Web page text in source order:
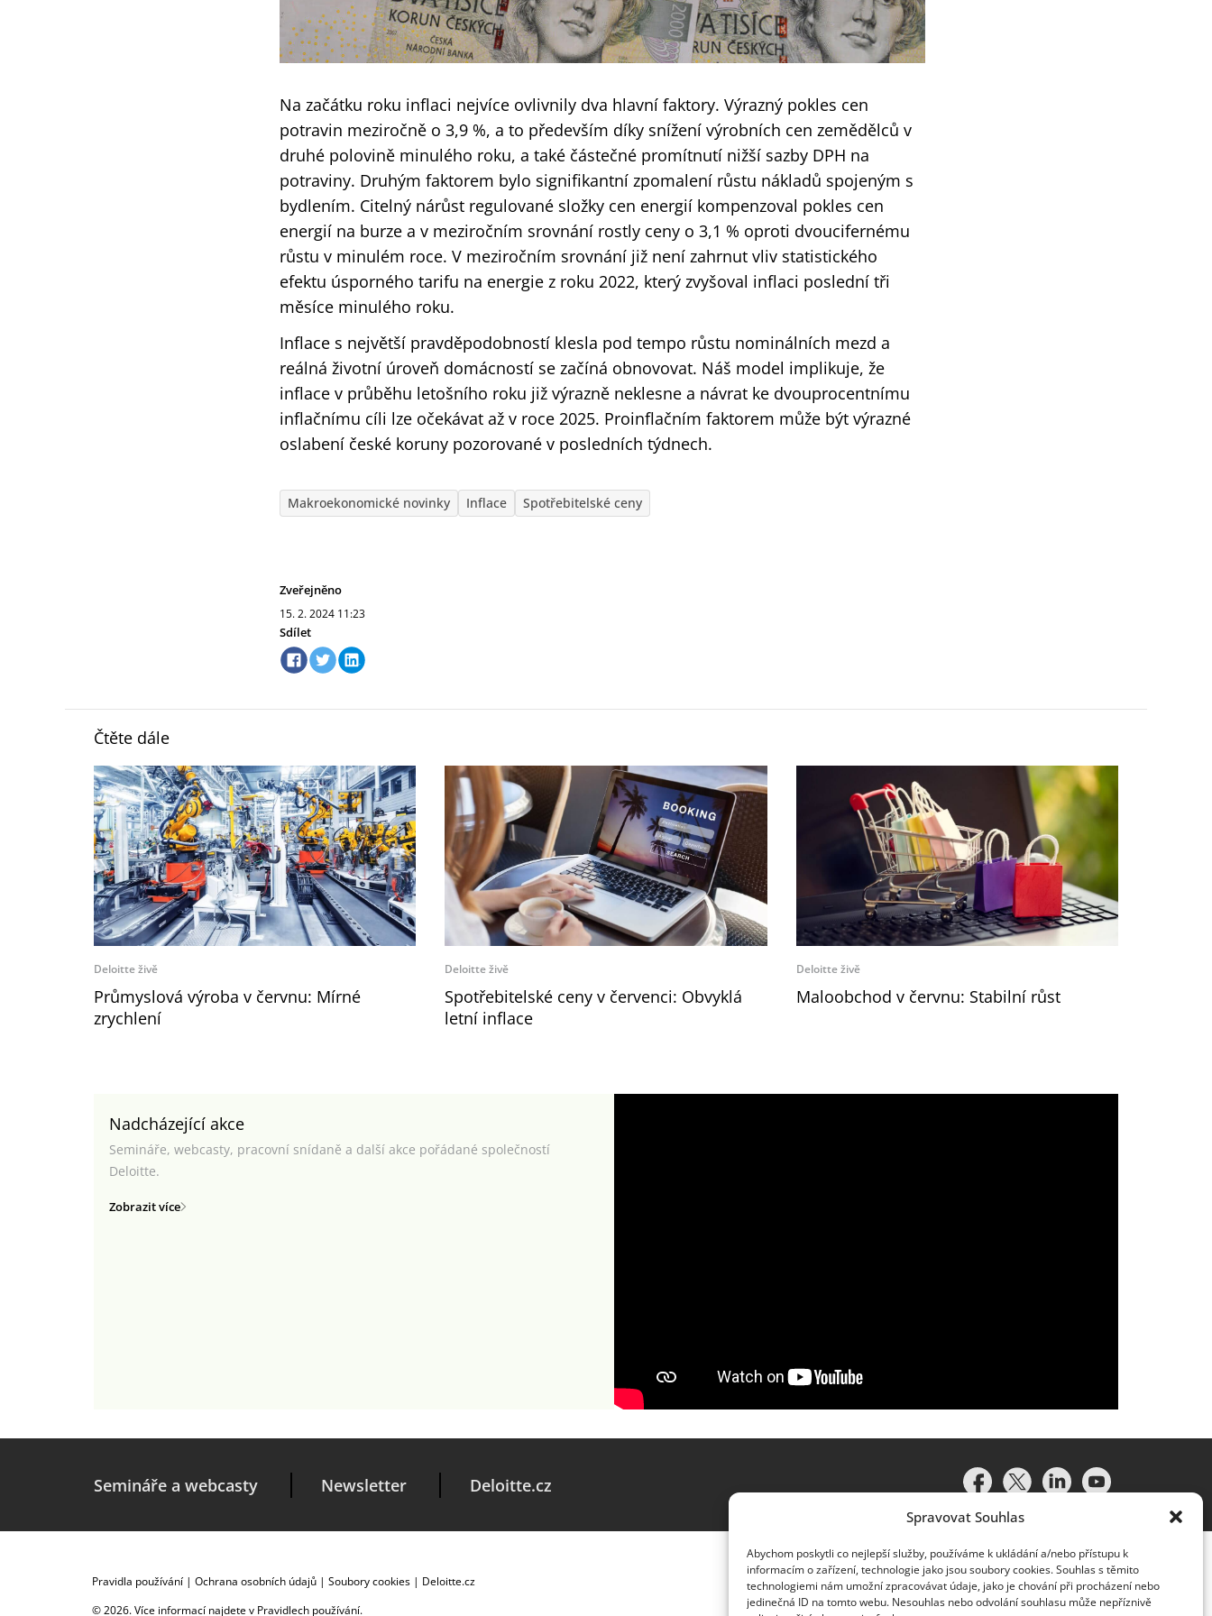
Spravovat Souhlas
Abychom poskytli co nejlepší služby, používáme k ukládání a/nebo přístupu k
informacím o zařízení, technologie jako jsou soubory cookies. Souhlas s těmito
technologiemi nám umožní zpracovávat údaje, jako je chování při procházení nebo
jedinečná ID na tomto webu. Nesouhlas nebo odvolání souhlasu může nepříznivě
Na začátku roku inflaci nejvíce ovlivnily dva hlavní faktory. Výrazný pokles cen
potravin meziročně o 3,9 %, a to především díky snížení výrobních cen zemědělců v
druhé polovině minulého roku, a také částečné promítnutí nižší sazby DPH na
potraviny. Druhým faktorem bylo signifikantní zpomalení růstu nákladů spojeným s
bydlením. Citelný nárůst regulované složky cen energií kompenzoval pokles cen
energií na burze a v meziročním srovnání rostly ceny o 3,1 % oproti dvoucifernému
růstu v minulém roce. V meziročním srovnání již není zahrnut vliv statistického
efektu úsporného tarifu na energie z roku 2022, který zvyšoval inflaci poslední tři
měsíce minulého roku.
Inflace s největší pravděpodobností klesla pod tempo růstu nominálních mezd a
reálná životní úroveň domácností se začíná obnovovat. Náš model implikuje, že
inflace v průběhu letošního roku již výrazně neklesne a návrat ke dvouprocentnímu
inflačnímu cíli lze očekávat až v roce 2025. Proinflačním faktorem může být výrazné
oslabení české koruny pozorované v posledních týdnech.
Makroekonomické novinky Inflace Spotřebitelské ceny
Zveřejněno
15. 2. 2024 11:23
Sdílet
Čtěte dále
Deloitte živě
Průmyslová výroba v červnu: Mírné
zrychlení
Deloitte živě
Spotřebitelské ceny v červenci: Obvyklá
letní inflace
Deloitte živě
Maloobchod v červnu: Stabilní růst
Nadcházející akce
Semináře, webcasty, pracovní snídaně a další akce pořádané společností
Deloitte.
Zobrazit více
Semináře a webcasty Newsletter Deloitte.cz
Pravidla používání | Ochrana osobních údajů | Soubory cookies | Deloitte.cz
© 2026. Více informací najdete v Pravidlech používání.